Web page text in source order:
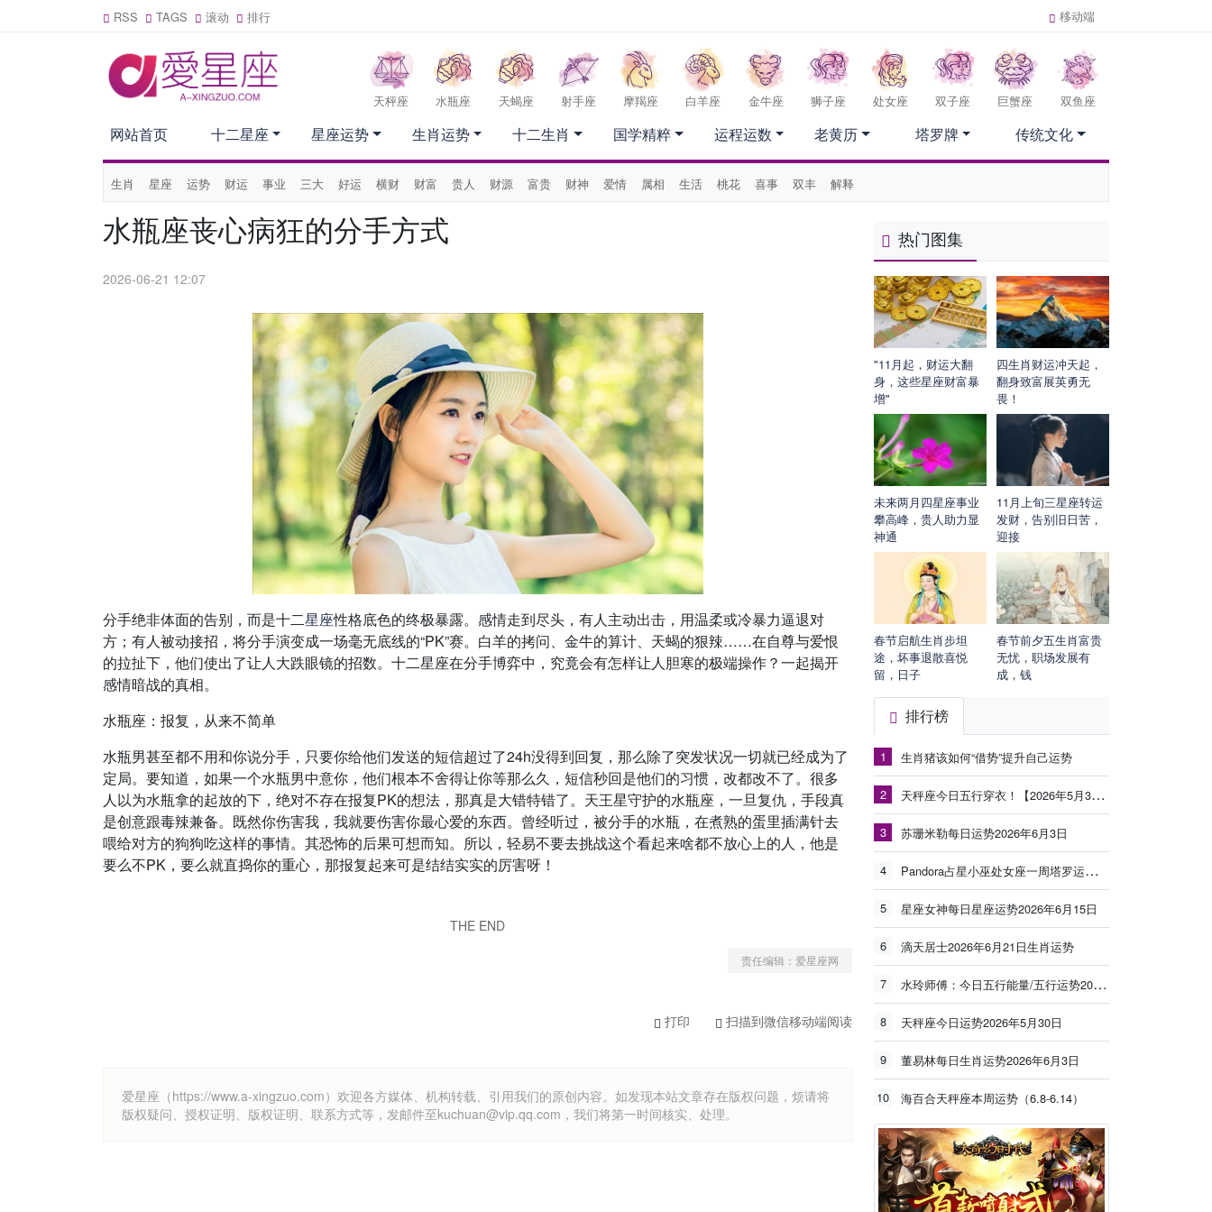
RSS TAGS 滚动 排行 移动端
天枰座 水瓶座 天蝎座 射手座 摩羯座 白羊座 金牛座 狮子座 处女座 双子座 巨蟹座 双鱼座
网站首页
生肖 星座 运势 财运 事业 三大 好运 横财 财富 贵人 财源 富贵 财神 爱情 属相 生活 桃花 喜事 双丰 解释
十二星座 星座运势 生肖运势 十二生肖 国学精粹 运程运数 老黄历 塔罗牌 传统文化
水瓶座丧心病狂的分手方式
2026-06-21 12:07
分手绝非体面的告别，而是十二星座性格底色的终极暴露。感情走到尽头，有人主动出击，用温柔或冷暴力逼退对
方；有人被动接招，将分手演变成一场毫无底线的“PK”赛。白羊的拷问、金牛的算计、天蝎的狠辣……在自尊与爱恨
的拉扯下，他们使出了让人大跌眼镜的招数。十二星座在分手博弈中，究竟会有怎样让人胆寒的极端操作？一起揭开
感情暗战的真相。
水瓶座：报复，从来不简单
水瓶男甚至都不用和你说分手，只要你给他们发送的短信超过了24h没得到回复，那么除了突发状况一切就已经成为了
定局。要知道，如果一个水瓶男中意你，他们根本不舍得让你等那么久，短信秒回是他们的习惯，改都改不了。很多
人以为水瓶拿的起放的下，绝对不存在报复PK的想法，那真是大错特错了。天王星守护的水瓶座，一旦复仇，手段真
是创意跟毒辣兼备。既然你伤害我，我就要伤害你最心爱的东西。曾经听过，被分手的水瓶，在煮熟的蛋里插满针去
喂给对方的狗狗吃这样的事情。其恐怖的后果可想而知。所以，轻易不要去挑战这个看起来啥都不放心上的人，他是
要么不PK，要么就直捣你的重心，那报复起来可是结结实实的厉害呀！
THE END
责任编辑：爱星座网
打印 扫描到微信移动端阅读
爱星座（https://www.a-xingzuo.com）欢迎各方媒体、机构转载、引用我们的原创内容。如发现本站文章存在版权问题，烦请将
版权疑问、授权证明、版权证明、联系方式等，发邮件至kuchuan@vip.qq.com，我们将第一时间核实、处理。
热门图集
"11月起，财运大翻
身，这些星座财富暴
增"
四生肖财运冲天起，
翻身致富展英勇无
畏！
未来两月四星座事业
攀高峰，贵人助力显
神通
11月上旬三星座转运
发财，告别旧日苦，
迎接
春节启航生肖步坦
途，坏事退散喜悦
留，日子
春节前夕五生肖富贵
无忧，职场发展有
成，钱
排行榜
1 生肖猪该如何“借势”提升自己运势
2 天秤座今日五行穿衣！【2026年5月30日】
3 苏珊米勒每日运势2026年6月3日
4 Pandora占星小巫处女座一周塔罗运势（6.8-6.14）
5 星座女神每日星座运势2026年6月15日
6 滴天居士2026年6月21日生肖运势
7 水玲师傅：今日五行能量/五行运势2026年5月25日
8 天秤座今日运势2026年5月30日
9 董易林每日生肖运势2026年6月3日
10 海百合天秤座本周运势（6.8-6.14）